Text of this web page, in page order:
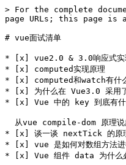
> For the complete
page URLs; this page is
# vue面试清单
* [x] vue2.0 & 3.0响应式实
* [x] computed实现原理
* [x] computed和watch有什么
* [x] 为什么在 Vue3.0 采用
* [x] Vue 中的 key 到底有什
* [x] 谈一谈 nextTick 的原
* [x] vue 是如何对数组方法进
* [x] Vue 组件 data 为什么